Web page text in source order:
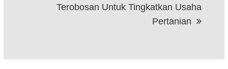
Terobosan Untuk Tingkatkan Usaha
Pertanian